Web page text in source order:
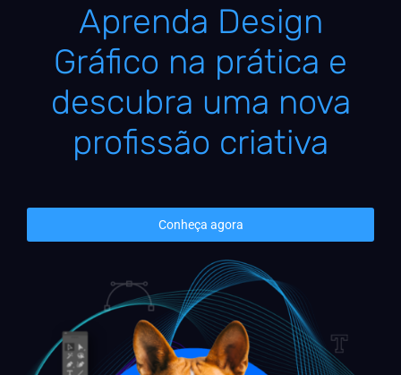
Aprenda Design
Gráfico na prática e
descubra uma nova
profissão criativa
Conheça agora